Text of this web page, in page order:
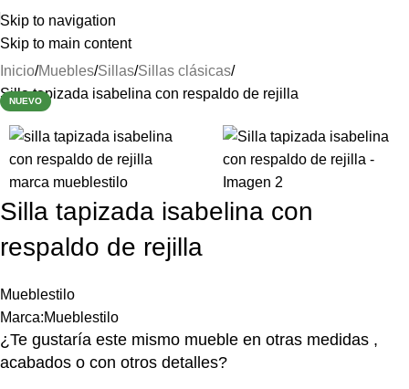
Skip to navigation
Skip to main content
⚡REALIZAMOS ENVÍOS A TODA ESPAÑA⚡
Inicio Muebles Sillas Sillas clásicas
Silla tapizada isabelina con respaldo de rejilla
NUEVO
Silla tapizada isabelina con
respaldo de rejilla
Mueblestilo
Marca:Mueblestilo
¿Te gustaría este mismo mueble en otras medidas ,
acabados o con otros detalles?